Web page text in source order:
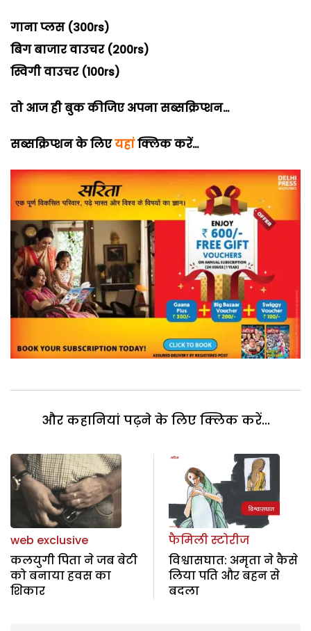
गाना प्लस (300rs)
बिग बाजार वाउचर (200rs)
स्विगी वाउचर (100rs)
तो आज ही बुक कीजिए अपना सब्सक्रिप्शन…
सब्सक्रिप्शन के लिएयहांक्लिक करें…
और कहानियां पढ़ने के लिए क्लिक करें...
web exclusive
कलयुगी पिता ने जब बेटी
को बनाया हवस का
शिकार
फैमिली स्टोरीज
विश्वासघात: अमृता ने कैसे
लिया पति और बहन से
बदला